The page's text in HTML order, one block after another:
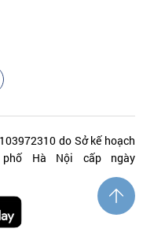
do Sở kế hoạch
Hà Nội cấp ngày